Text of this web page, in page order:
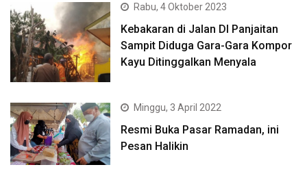
Rabu, 4 Oktober 2023
Kebakaran di Jalan DI Panjaitan
Sampit Diduga Gara-Gara Kompor
Kayu Ditinggalkan Menyala
Minggu, 3 April 2022
Resmi Buka Pasar Ramadan, ini
Pesan Halikin